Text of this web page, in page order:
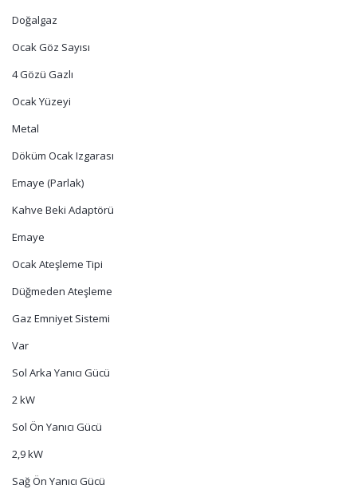
Doğalgaz
Ocak Göz Sayısı
4 Gözü Gazlı
Ocak Yüzeyi
Metal
Döküm Ocak Izgarası
Emaye (Parlak)
Kahve Beki Adaptörü
Emaye
Ocak Ateşleme Tipi
Düğmeden Ateşleme
Gaz Emniyet Sistemi
Var
Sol Arka Yanıcı Gücü
2 kW
Sol Ön Yanıcı Gücü
2,9 kW
Sağ Ön Yanıcı Gücü